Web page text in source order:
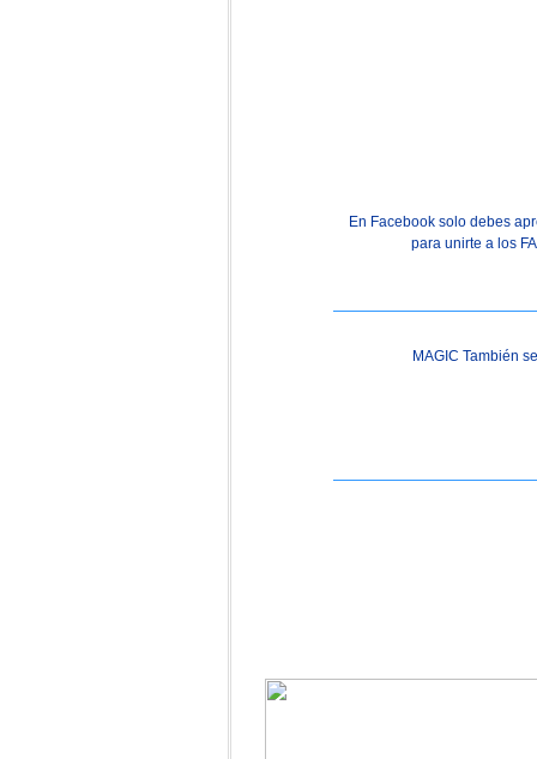
En Facebook solo debes
para unirte a los
MAGIC También